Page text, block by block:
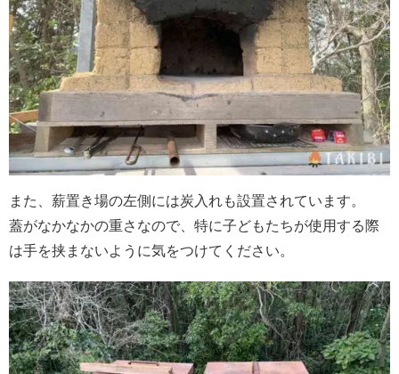
また、薪置き場の左側には炭入れも設置されています。
蓋がなかなかの重さなので、特に子どもたちが使用する際
は手を挟まないように気をつけてください。